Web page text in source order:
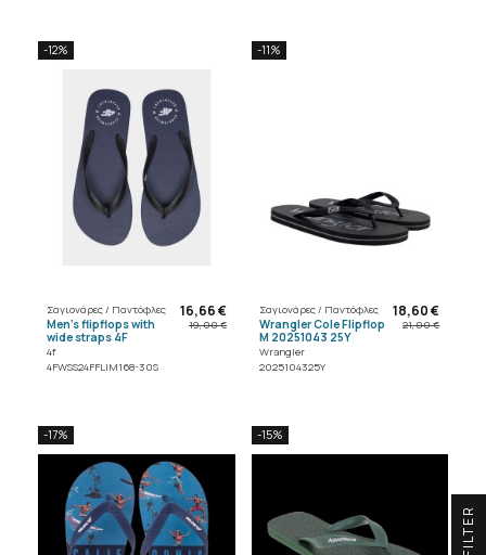
-12%
Σαγιονάρες / Παντόφλες
Men's flipflops with
wide straps 4F
4f
4FWSS24FFLIM168-30S
16,66 €
19,00 €
-11%
Σαγιονάρες / Παντόφλες
Wrangler Cole Flipflop
M 20251043 25Y
Wrangler
2025104325Y
18,60 €
21,00 €
-17% -15%
R